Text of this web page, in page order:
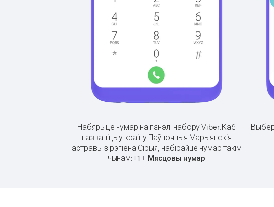
Набярыце нумар на панэлі набору Viber.Каб
пазваніць у краіну Паўночныя Марыянскія
астравы з рэгіёна Сірыя, набірайце нумар такім
чынам:+1 + Мясцовы нумар